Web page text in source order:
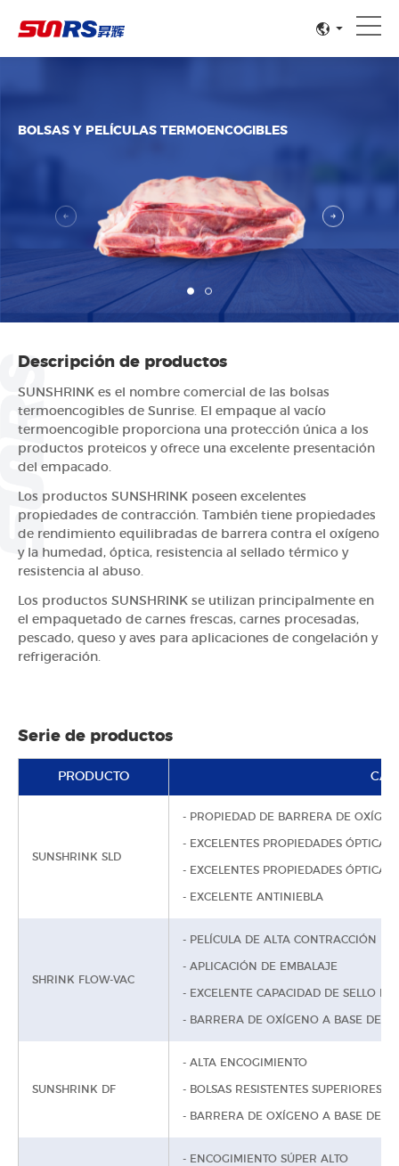
BOLSAS Y PELÍCULAS TERMOENCOGIBLES
Descripción de productos
SUNSHRINK es el nombre comercial de las bolsas
termoencogibles de Sunrise. El empaque al vacío
termoencogible proporciona una protección única a los
productos proteicos y ofrece una excelente presentación
del empacado.
Los productos SUNSHRINK poseen excelentes
propiedades de contracción. También tiene propiedades
de rendimiento equilibradas de barrera contra el oxígeno
y la humedad, óptica, resistencia al sellado térmico y
resistencia al abuso.
Los productos SUNSHRINK se utilizan principalmente en
el empaquetado de carnes frescas, carnes procesadas,
pescado, queso y aves para aplicaciones de congelación y
refrigeración.
Serie de productos
PRODUCTO
SUNSHRINK SLD
- PROPIEDAD DE BARRERA DE
- EXCELENTES PROPIEDADES ÓPTICAS
- EXCELENTES PROPIEDADES ÓPTICAS
- EXCELENTE ANTINIEBLA
SHRINK FLOW-VAC
- PELÍCULA DE ALTA CONTRACCIÓN
- APLICACIÓN DE EMBALAJE
- EXCELENTE CAPACIDAD DE SELLO
- BARRERA DE OXÍGENO A BASE DE
SUNSHRINK DF
- ALTA ENCOGIMIENTO
- BOLSAS RESISTENTES SUPERIORES
- BARRERA DE OXÍGENO A BASE DE
- ENCOGIMIENTO SÚPER ALTO